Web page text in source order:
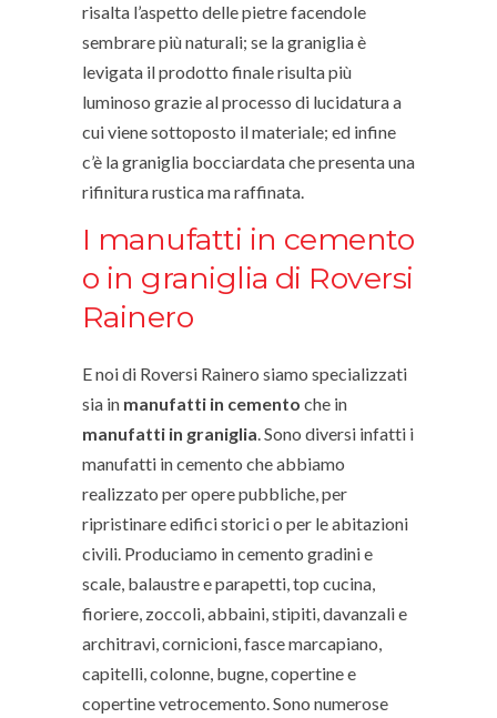
risalta l’aspetto delle pietre facendole
sembrare più naturali; se la graniglia è
levigata il prodotto finale risulta più
luminoso grazie al processo di lucidatura a
cui viene sottoposto il materiale; ed infine
c’è la graniglia bocciardata che presenta una
rifinitura rustica ma raffinata.
I manufatti in cemento
o in graniglia di Roversi
Rainero
E noi di Roversi Rainero siamo specializzati
sia in manufatti in cemento che in
manufatti in graniglia. Sono diversi infatti i
manufatti in cemento che abbiamo
realizzato per opere pubbliche, per
ripristinare edifici storici o per le abitazioni
civili. Produciamo in cemento gradini e
scale, balaustre e parapetti, top cucina,
fioriere, zoccoli, abbaini, stipiti, davanzali e
architravi, cornicioni, fasce marcapiano,
capitelli, colonne, bugne, copertine e
copertine vetrocemento. Sono numerose